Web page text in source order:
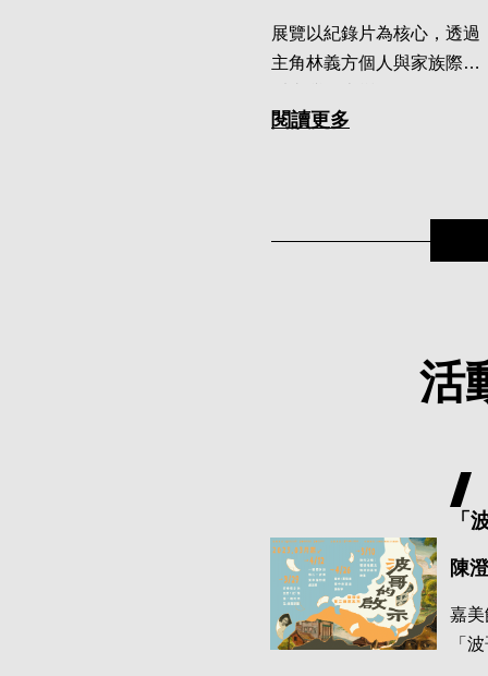
展覽以紀錄片為核心，透過
主角林義方個人與家族際遇
閱讀更多
活
「
陳
嘉
「